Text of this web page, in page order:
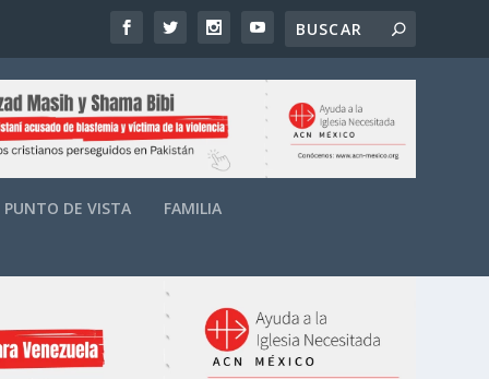
PUNTO DE VISTA FAMILIA